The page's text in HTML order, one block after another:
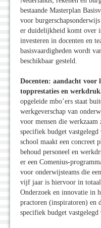
bestaande Masterplan
voor
er duidelijkheid komt over
investeren in docenten en
basisvaardigheden wordt
beschikbaar gesteld.
Docenten: aandacht voor
topprestaties en
opgeleide mbo’ers staat
werkgeverschap van
voor mensen die
specifiek budget
school maakt een concreet
behoud personeel en
er een Comenius-
voor onderwijsteams die
vijf jaar is hiervoor in totaal
Onderzoek en innovatie in
practoren (inspiratoren) en
specifiek budget